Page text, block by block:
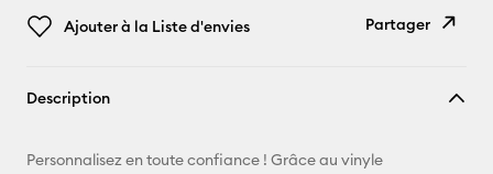
Ajouter à la Liste d'envies
Partager
E-mail
Description
Personnalisez en toute confiance ! Grâce au vinyle